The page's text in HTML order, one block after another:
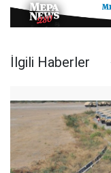
İlgili Haberler